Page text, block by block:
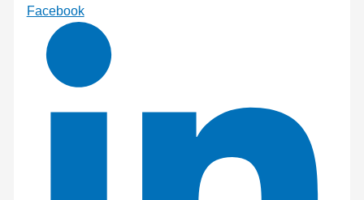
Facebook